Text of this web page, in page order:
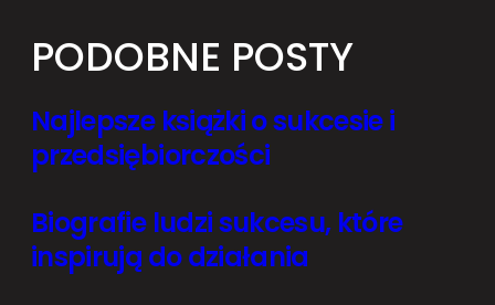
PODOBNE POSTY
Najlepsze książki o sukcesie i
przedsiębiorczości
Biografie ludzi sukcesu, które
inspirują do działania